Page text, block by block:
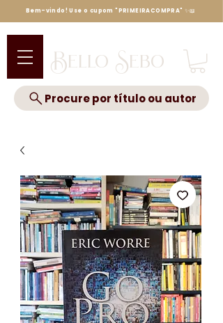
Bello Sebo
Procure por título ou autor
Bem-vindo! Use o cupom "PRIMEIRACOMPRA" ✨📖